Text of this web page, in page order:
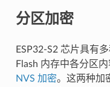
分区加密
ESP32-S2 芯片具有
Flash 内存中各分区
NVS 加密。这两种加